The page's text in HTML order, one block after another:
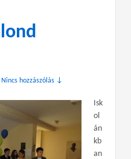
Nincs hozzászólás ↓
Isk
ol
án
kb
an